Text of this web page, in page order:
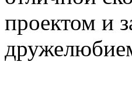
проектом и